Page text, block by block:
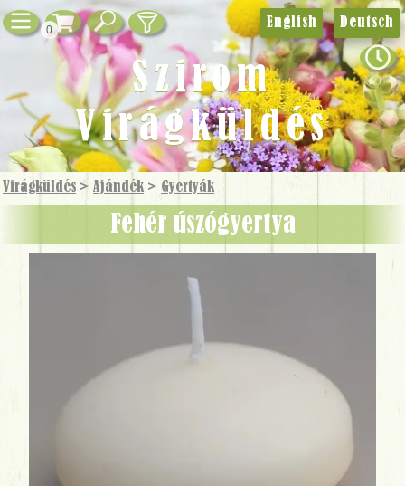
0
Virágküldés >Ajándék > Gyertyák
Fehér úszógyertya
English Deutsch
Szirom
Virágküldés